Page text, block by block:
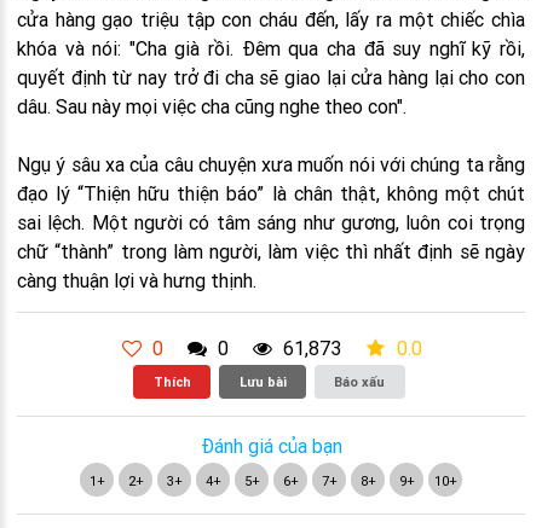
cửa hàng gạo triệu tập con cháu đến, lấy ra một chiếc chìa
khóa và nói: "Cha già rồi. Đêm qua cha đã suy nghĩ kỹ rồi,
quyết định từ nay trở đi cha sẽ giao lại cửa hàng lại cho con
dâu. Sau này mọi việc cha cũng nghe theo con".
Ngụ ý sâu xa của câu chuyện xưa muốn nói với chúng ta rằng
đạo lý “Thiện hữu thiện báo” là chân thật, không một chút
sai lệch. Một người có tâm sáng như gương, luôn coi trọng
chữ “thành” trong làm người, làm việc thì nhất định sẽ ngày
càng thuận lợi và hưng thịnh.
0 0 61,873 0.0
Thích Lưu bài Báo xấu
Đánh giá của bạn
1+ 2+ 3+ 4+ 5+ 6+ 7+ 8+ 9+ 10+